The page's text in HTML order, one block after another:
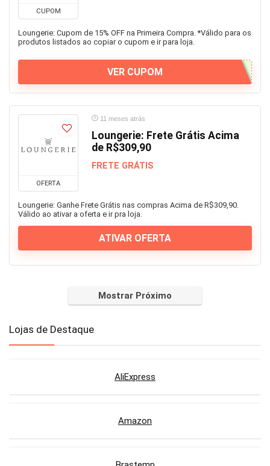
CUPOM
Loungerie: Cupom de 15% OFF na Primeira Compra. *Válido para os
produtos listados ao copiar o cupom e ir para loja.
VER CUPOM
OFERTA
11 meses atrás
Loungerie: Frete Grátis Acima
de R$309,90
FRETE GRÁTIS
Loungerie: Ganhe Frete Grátis nas compras Acima de R$309,90.
Válido ao ativar a oferta e ir pra loja.
ATIVAR OFERTA
Mostrar Próximo
Lojas de Destaque
AliExpress
Amazon